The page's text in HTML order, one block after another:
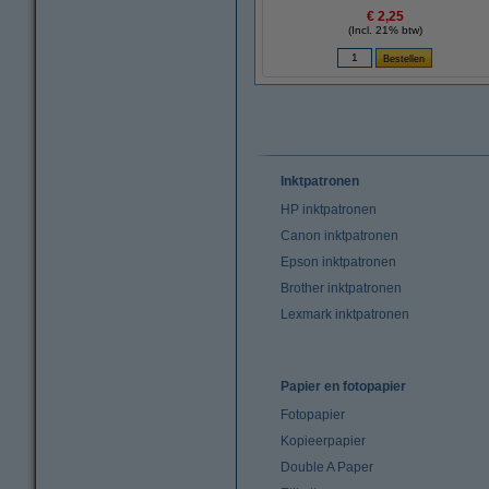
€ 2,25
(Incl. 21% btw)
Inktpatronen
HP inktpatronen
Canon inktpatronen
Epson inktpatronen
Brother inktpatronen
Lexmark inktpatronen
Papier en fotopapier
Fotopapier
Kopieerpapier
Double A Paper